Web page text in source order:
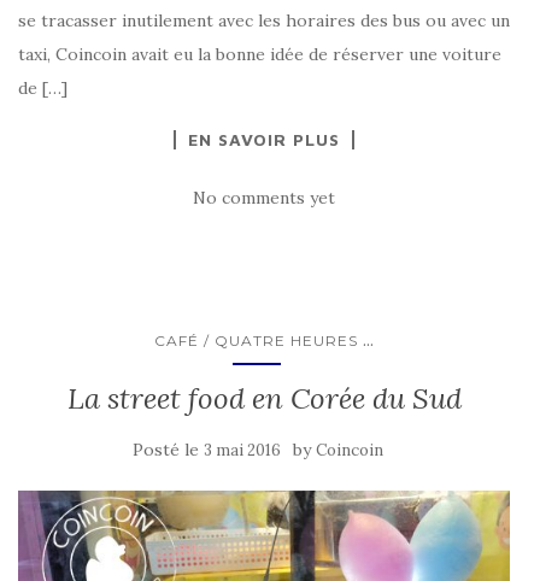
se tracasser inutilement avec les horaires des bus ou avec un
taxi, Coincoin avait eu la bonne idée de réserver une voiture
de […]
EN SAVOIR PLUS
No comments yet
CAFÉ / QUATRE HEURES ...
La street food en Corée du Sud
Posté le 3 mai 2016 byCoincoin